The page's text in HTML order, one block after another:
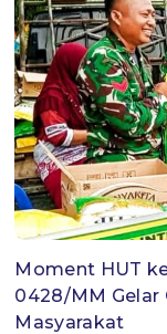
Moment HUT
0428/MM Gelar
Masyarakat